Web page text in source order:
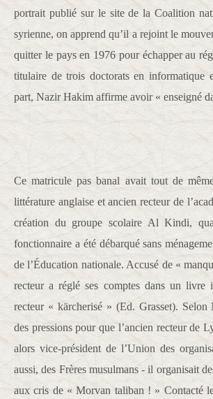
portrait publié sur le site de la Coalition
syrienne, on apprend qu’il a rejoint le
quitter le pays en 1976 pour échapper au
titulaire de trois doctorats en informatique
part, Nazir Hakim affirme avoir « enseigné
Ce matricule pas banal avait tout de
littérature anglaise et ancien recteur de
création du groupe scolaire Al Kindi,
fonctionnaire a été débarqué sans
de l’Éducation nationale. Accusé de «
recteur a réglé ses comptes dans un livre
recteur « kärcherisé » (Ed. Grasset).
des pressions pour que l’ancien recteur
alors vice-président de l’Union des
aussi, des Frères musulmans - il organisait
aux cris de « Morvan taliban ! » Contacté